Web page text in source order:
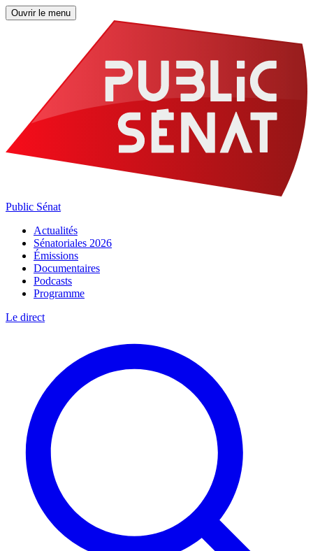
Ouvrir le menu
Public Sénat
Actualités
Sénatoriales 2026
Émissions
Documentaires
Podcasts
Programme
Le direct